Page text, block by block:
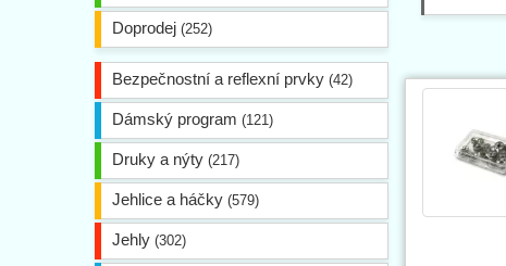
Doprodej (252)
Bezpečnostní a reflexní prvky (42)
Dámský program (121)
Druky a nýty (217)
Jehlice a háčky (579)
Jehly (302)